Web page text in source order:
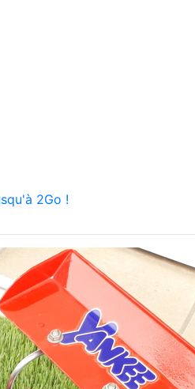
2Go !